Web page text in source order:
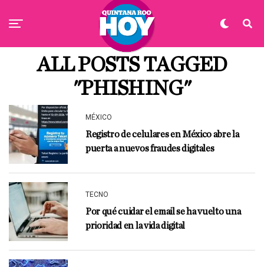
ALL POSTS TAGGED
"PHISHING"
MÉXICO
Registro de celulares en México abre la
puerta a nuevos fraudes digitales
TECNO
Por qué cuidar el email se ha vuelto una
prioridad en la vida digital